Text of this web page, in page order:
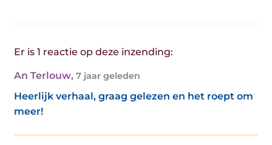
Er is 1 reactie op deze inzending:
An Terlouw, 7 jaar geleden
Heerlijk verhaal, graag gelezen en het roept om
meer!